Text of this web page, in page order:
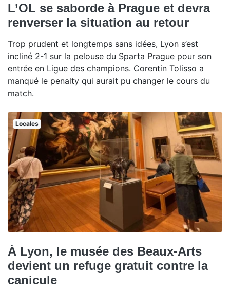
L’OL se saborde à Prague et devra
renverser la situation au retour
Trop prudent et longtemps sans idées, Lyon s’est
incliné 2-1 sur la pelouse du Sparta Prague pour son
entrée en Ligue des champions. Corentin Tolisso a
manqué le penalty qui aurait pu changer le cours du
match.
Locales
À Lyon, le musée des Beaux-Arts
devient un refuge gratuit contre la
canicule